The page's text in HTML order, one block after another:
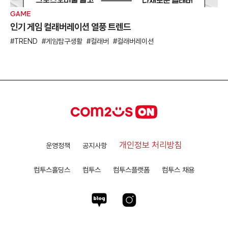
GAME
인기 게임 컬래버레이션 열풍 트렌드
TREND 게임탐구생활 컬래버 컬래버레이션
운영정책 공지사항 개인정보 처리방침
컴투스홀딩스 컴투스 컴투스플랫폼 컴투스 채용